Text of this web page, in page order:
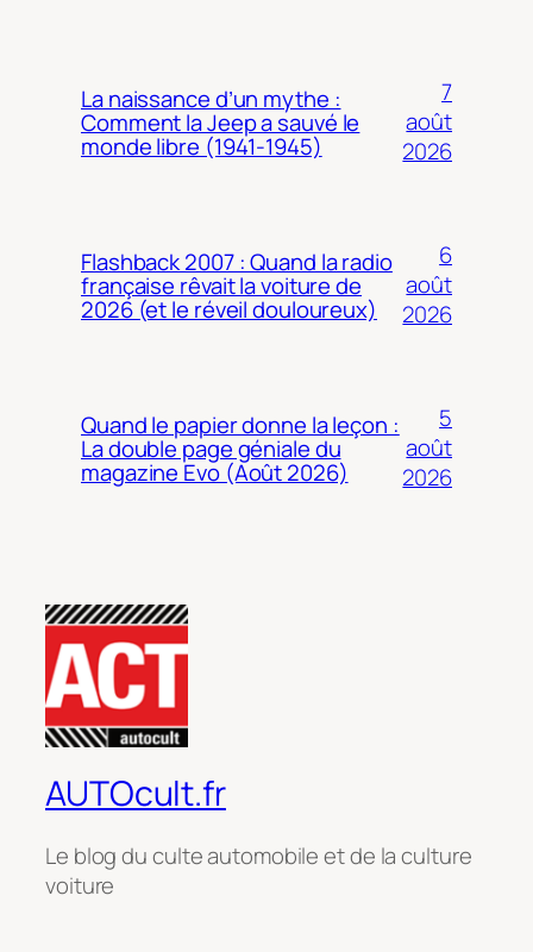
La naissance d’un mythe :
Comment la Jeep a sauvé le
monde libre (1941-1945)
7
août
2026
Flashback 2007 : Quand la radio
française rêvait la voiture de
2026 (et le réveil douloureux)
6
août
2026
Quand le papier donne la leçon :
La double page géniale du
magazine Evo (Août 2026)
5
août
2026
AUTOcult.fr
Le blog du culte automobile et de la culture
voiture